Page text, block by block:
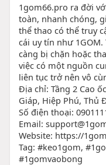
1gom66.pro ra đời
toàn, nhanh chóng,
thể thao có thể truy
cái uy tín như
càng bị chặn hoặc
việc có một nguồn
liên tục trở nên vô
Địa chỉ: Tầng 2 Cao
Giáp, Hiệp Phú, Thủ
Số điện thoại:
Email:
Website: https://
Tag: #keo1gom,
#1gomvaobong